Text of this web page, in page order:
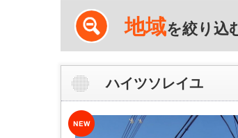
地域を絞り込
ハイツソレイユ